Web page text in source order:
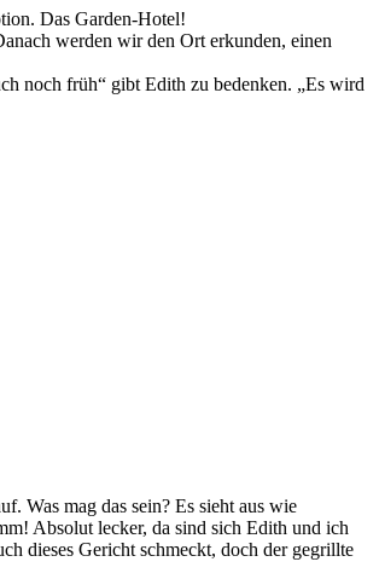
Das Garden-Hotel!
werden wir den Ort erkunden, einen
noch früh“ gibt Edith zu bedenken. „Es wird
Was mag das sein? Es sieht aus wie
Absolut lecker, da sind sich Edith und ich
dieses Gericht schmeckt, doch der gegrillte